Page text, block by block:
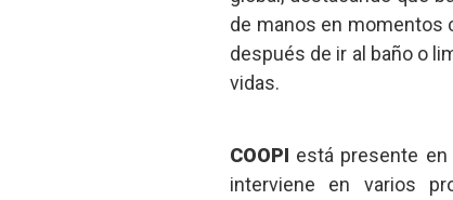
de manos en momentos
después de ir al baño o
vidas.
COOPI está presente
interviene en varios